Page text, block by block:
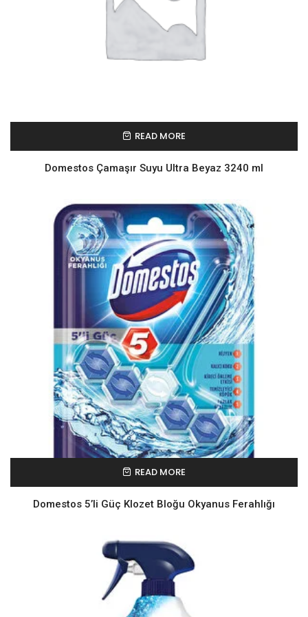
READ MORE
Domestos Çamaşır Suyu Ultra Beyaz 3240 ml
READ MORE
Domestos 5’li Güç Klozet Bloğu Okyanus Ferahlığı